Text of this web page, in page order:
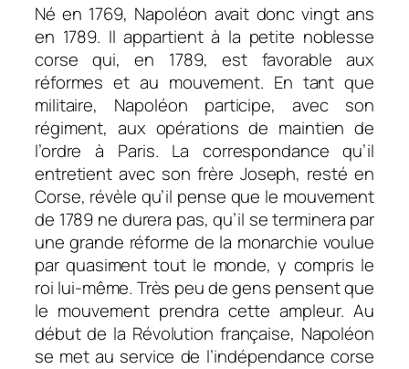
Né en 1769, Napoléon avait donc vingt ans
en 1789. Il appartient à la petite noblesse
corse qui, en 1789, est favorable aux
réformes et au mouvement. En tant que
militaire, Napoléon participe, avec son
régiment, aux opérations de maintien de
l’ordre à Paris. La correspondance qu’il
entretient avec son frère Joseph, resté en
Corse, révèle qu’il pense que le mouvement
de 1789 ne durera pas, qu’il se terminera par
une grande réforme de la monarchie voulue
par quasiment tout le monde, y compris le
roi lui-même. Très peu de gens pensent que
le mouvement prendra cette ampleur. Au
début de la Révolution française, Napoléon
se met au service de l’indépendance corse